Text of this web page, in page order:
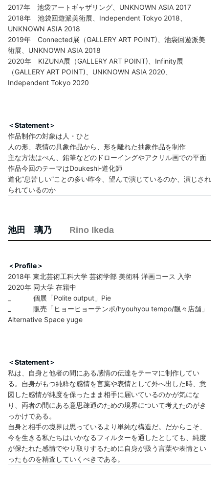
2017年 池袋アートギャザリング、UNKNOWN ASIA 2017
2018年 池袋回遊派美術展、Independent Tokyo 2018、
UNKNOWN ASIA 2018
2019年 Connected展（GALLERY ART POINT)、池袋回遊派美
術展、UNKNOWN ASIA 2018
2020年 KIZUNA展（GALLERY ART POINT)、Infinity展
（GALLERY ART POINT)、UNKNOWN ASIA 2020、
Independent Tokyo 2020
＜Statement＞
作品制作の対象は人・ひと
人の形、表情の具象作品から、形を離れた抽象作品を制作
主な方法はぺん、鉛筆などのドローイングやアクリル画での平面
作品今回のテーマはDoukeshi-道化師
道化”息苦しい”ことの多い昨今、望んで演じているのか、演じされ
られているのか
池田 璃乃 Rino Ikeda
＜Profile＞
2018年 東北芸術工科大学 芸術学部 美術科 洋画コース 入学
2020年 同大学 在籍中
_ 個展「Polite output」Pie
_ 販売「ヒョーヒョーテンポ/hyouhyou tempo/飄々店舗」
Alternative Space yuge
＜Statement＞
私は、自身と他者の間にある感情の伝達をテーマに制作してい
る。自身がもつ純粋な感情を言葉や表情として外へ出した時、意
図した感情が純度を保ったまま相手に届いているのかが気にな
り、両者の間にある意思疎通のための境界について考えたのがき
っかけである。
自身と相手の境界は思っているより単純な構造だ。だからこそ、
今を生きる私たちはいかなるフィルターを通したとしても、純度
が保たれた感情でやり取りするために自身が扱う言葉や表情とい
ったものを精査していくべきである。